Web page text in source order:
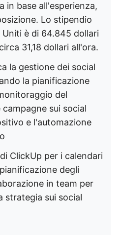
in base all'esperienza,
Lo stipendio
è di 64.845 dollari
31,18 dollari all'ora.
la gestione dei social
la pianificazione
del
sui social
e l'automazione
ClickUp per i calendari
degli
in team per
strategia sui social